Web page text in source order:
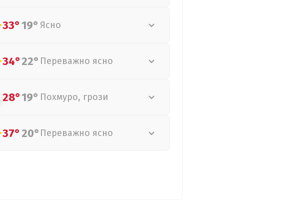
33°19° Ясно
34°22° Переважно ясно
28°19° Похмуро, грози
37°20° Переважно ясно